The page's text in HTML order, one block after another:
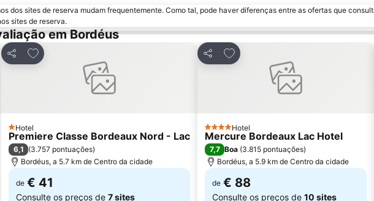
dos sites de reserva mudam frequentemente. Como tal, pode haver diferenças entre as ofertas que
sites de reserva.
em Bordéus
Partilhar
Adicionar aos favoritos
1 Estrelas
Hotel
Premiere Classe Bordeaux Nord - Lac
6,1 (3.757 pontuações)
Bordéus, a 5.7 km de Centro da cidade
de € 41
Consulte os preços de 7 sites
Partilhar
Adicionar aos favoritos
4 Estrelas
Hotel
Mercure Bordeaux Lac Hotel
7,7 Boa (3.815 pontuações)
Bordéus, a 5.9 km de Centro da cidade
de € 88
Consulte os preços de 10 sites